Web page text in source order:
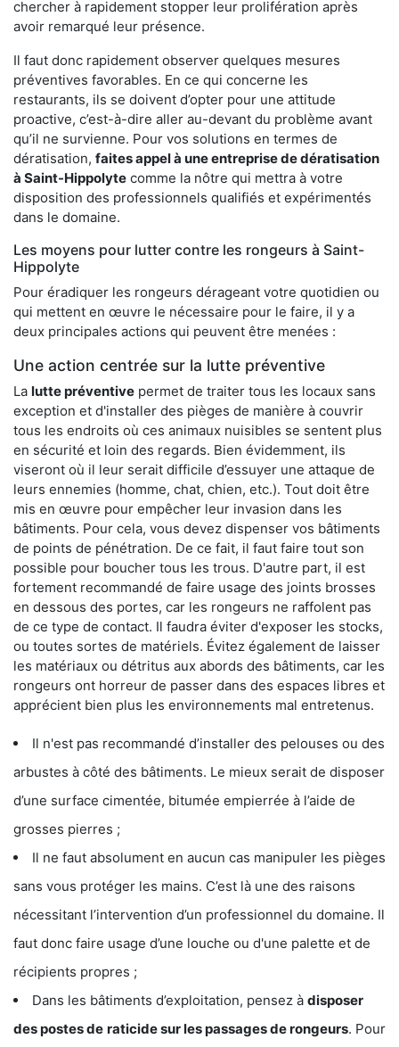
chercher à rapidement stopper leur prolifération après
avoir remarqué leur présence.
Il faut donc rapidement observer quelques mesures
préventives favorables. En ce qui concerne les
restaurants, ils se doivent d’opter pour une attitude
proactive, c’est-à-dire aller au-devant du problème avant
qu’il ne survienne. Pour vos solutions en termes de
dératisation, faites appel à une entreprise de dératisation
à Saint-Hippolyte comme la nôtre qui mettra à votre
disposition des professionnels qualifiés et expérimentés
dans le domaine.
Les moyens pour lutter contre les rongeurs à Saint-
Hippolyte
Pour éradiquer les rongeurs dérageant votre quotidien ou
qui mettent en œuvre le nécessaire pour le faire, il y a
deux principales actions qui peuvent être menées :
Une action centrée sur la lutte préventive
La lutte préventive permet de traiter tous les locaux sans
exception et d'installer des pièges de manière à couvrir
tous les endroits où ces animaux nuisibles se sentent plus
en sécurité et loin des regards. Bien évidemment, ils
viseront où il leur serait difficile d’essuyer une attaque de
leurs ennemies (homme, chat, chien, etc.). Tout doit être
mis en œuvre pour empêcher leur invasion dans les
bâtiments. Pour cela, vous devez dispenser vos bâtiments
de points de pénétration. De ce fait, il faut faire tout son
possible pour boucher tous les trous. D'autre part, il est
fortement recommandé de faire usage des joints brosses
en dessous des portes, car les rongeurs ne raffolent pas
de ce type de contact. Il faudra éviter d'exposer les stocks,
ou toutes sortes de matériels. Évitez également de laisser
les matériaux ou détritus aux abords des bâtiments, car les
rongeurs ont horreur de passer dans des espaces libres et
apprécient bien plus les environnements mal entretenus.
Il n'est pas recommandé d’installer des pelouses ou des
arbustes à côté des bâtiments. Le mieux serait de disposer
d’une surface cimentée, bitumée empierrée à l’aide de
grosses pierres ;
Il ne faut absolument en aucun cas manipuler les pièges
sans vous protéger les mains. C’est là une des raisons
nécessitant l’intervention d’un professionnel du domaine. Il
faut donc faire usage d’une louche ou d'une palette et de
récipients propres ;
Dans les bâtiments d’exploitation, pensez à disposer
des postes de raticide sur les passages de rongeurs. Pour